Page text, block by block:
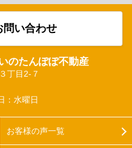
問い合わせ
のたんぽぽ不動産
丁目2-７
：水曜日
お客様の声一覧